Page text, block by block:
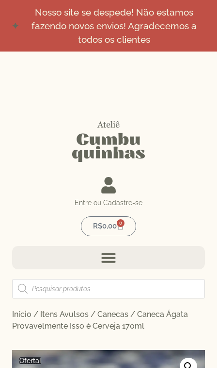
Nosso site se despede! Não estamos
fazendo novos envios! Agradecemos a
todos os clientes
Entre ou Cadastre-se
R$0,00 0
Início / Itens Avulsos / Canecas / Caneca Ágata
Provavelmente Isso é Cerveja 170ml
Oferta!